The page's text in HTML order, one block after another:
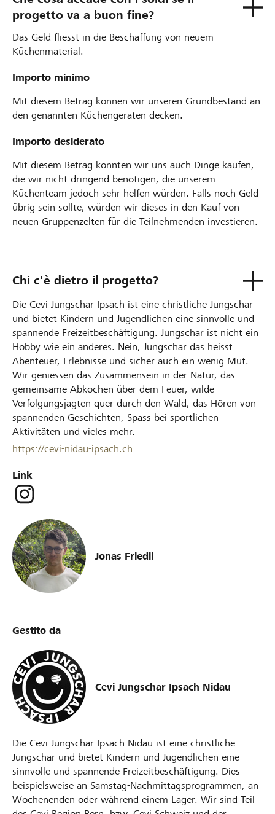
progetto va a buon fine?
Das Geld fliesst in die Beschaffung von neuem
Küchenmaterial.
Importo minimo
Mit diesem Betrag können wir unseren Grundbestand an
den genannten Küchengeräten decken.
Importo desiderato
Mit diesem Betrag könnten wir uns auch Dinge kaufen,
die wir nicht dringend benötigen, die unserem
Küchenteam jedoch sehr helfen würden. Falls noch Geld
übrig sein sollte, würden wir dieses in den Kauf von
neuen Gruppenzelten für die Teilnehmenden investieren.
Chi c'è dietro il progetto?
Die Cevi Jungschar Ipsach ist eine christliche Jungschar
und bietet Kindern und Jugendlichen eine sinnvolle und
spannende Freizeitbeschäftigung. Jungschar ist nicht ein
Hobby wie ein anderes. Nein, Jungschar das heisst
Abenteuer, Erlebnisse und sicher auch ein wenig Mut.
Wir geniessen das Zusammensein in der Natur, das
gemeinsame Abkochen über dem Feuer, wilde
Verfolgungsjagten quer durch den Wald, das Hören von
spannenden Geschichten, Spass bei sportlichen
Aktivitäten und vieles mehr.
https://cevi-nidau-ipsach.ch
Link
Jonas Friedli
Gestito da
Cevi Jungschar Ipsach Nidau
Die Cevi Jungschar Ipsach-Nidau ist eine christliche
Jungschar und bietet Kindern und Jugendlichen eine
sinnvolle und spannende Freizeitbeschäftigung. Dies
beispielsweise an Samstag-Nachmittagsprogrammen, an
Wochenenden oder während einem Lager. Wir sind Teil